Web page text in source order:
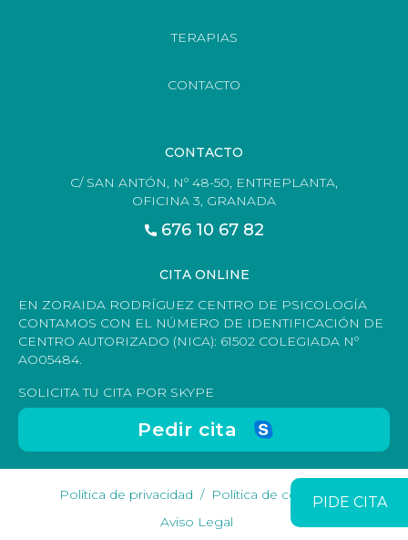
PIDE CITA
TERAPIAS
CONTACTO
CONTACTO
C/ SAN ANTÓN, Nº 48-50, ENTREPLANTA,
OFICINA 3, GRANADA
676 10 67 82
CITA ONLINE
EN ZORAIDA RODRÍGUEZ CENTRO DE PSICOLOGÍA
CONTAMOS CON EL NÚMERO DE IDENTIFICACIÓN DE
CENTRO AUTORIZADO (NICA): 61502 COLEGIADA Nº
AO05484.
SOLICITA TU CITA POR SKYPE
Pedir cita
Política de privacidad
Política de cookies
Aviso Legal